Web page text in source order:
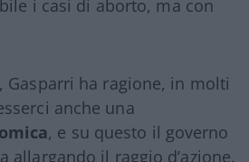
i casi di aborto, ma con
Gasparri ha ragione, in molti
anche una
, e su questo il governo
allargando il raggio d’azione.